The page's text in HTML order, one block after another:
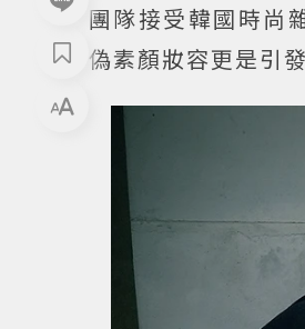
團隊接受韓國時尚
偽素顏妝容更是引